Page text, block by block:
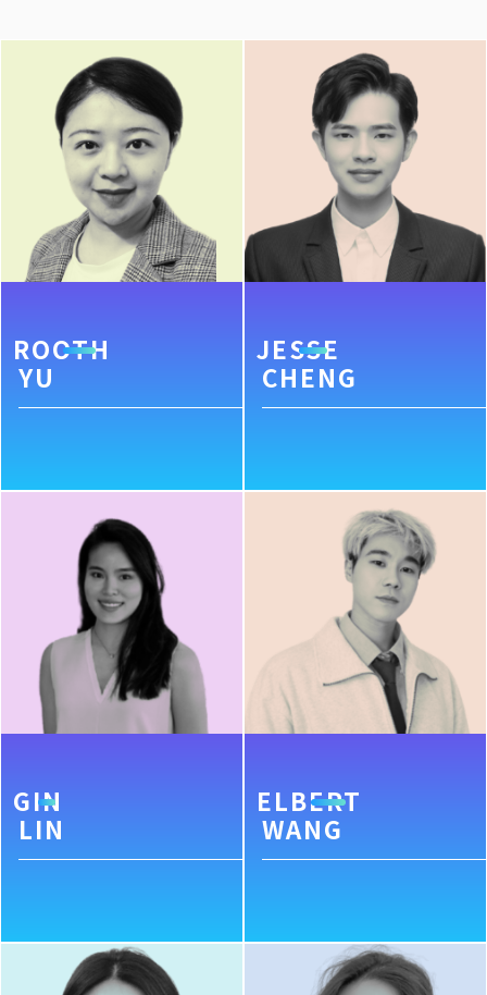
ROOTH
YU
JESSE
CHENG
GIN
LIN
ELBERT
WANG